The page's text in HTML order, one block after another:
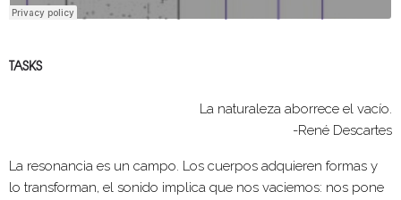
TASKS
La naturaleza aborrece el vacío.
-René Descartes
La resonancia es un campo. Los cuerpos adquieren formas y
lo transforman, el sonido implica que nos vaciemos: nos pone